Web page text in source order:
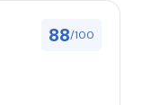
88/100